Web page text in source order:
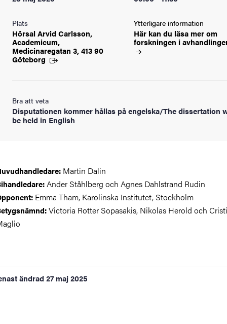
Plats
Hörsal Arvid Carlsson,
Academicum,
Medicinaregatan 3, 413 90
Göteborg
Ytterligare information
Här kan du läsa mer om
forskningen i
Bra att veta
Disputationen kommer hållas på engelska/The dissertation
be held in English
Martin Dalin
Ander Ståhlberg och Agnes Dahlstrand Rudin
Emma Tham, Karolinska Institutet, Stockholm
Victoria Rotter Sopasakis, Nikolas Herold och
ändrad 27 maj 2025